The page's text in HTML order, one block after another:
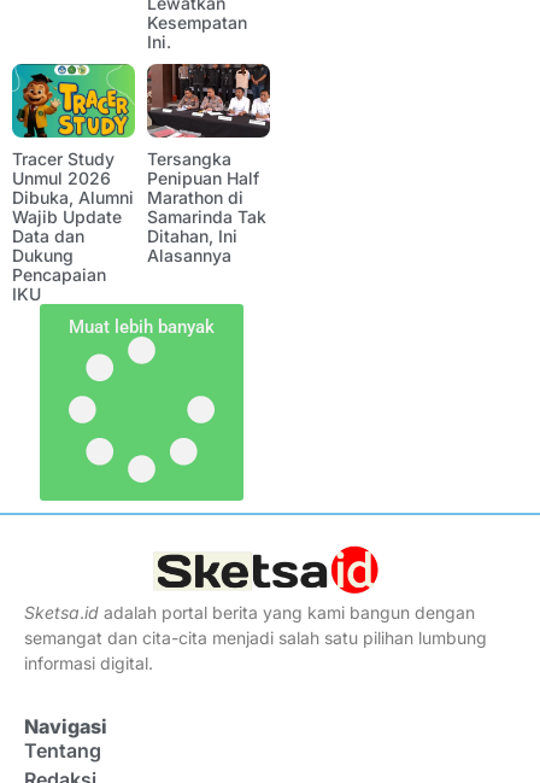
Kesempatan
Ini.
Tracer Study
Unmul 2026
Dibuka, Alumni
Wajib Update
Data dan
Dukung
Pencapaian
IKU
Tersangka
Penipuan Half
Marathon di
Samarinda Tak
Ditahan, Ini
Alasannya
Muat lebih banyak
Sketsa.id adalah portal berita yang kami bangun dengan
semangat dan cita-cita menjadi salah satu pilihan lumbung
informasi digital.
Navigasi
Tentang